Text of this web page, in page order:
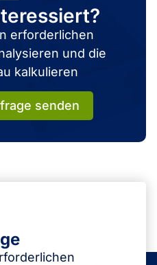
erforderlichen
und die
kalkulieren
senden